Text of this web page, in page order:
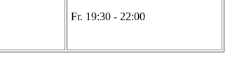
Fr. 19:30 - 22:00